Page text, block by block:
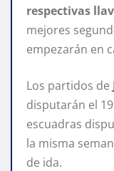
respectivas
mejores
empezarán en
Los partidos de
disputarán el
escuadras
la misma
de ida.